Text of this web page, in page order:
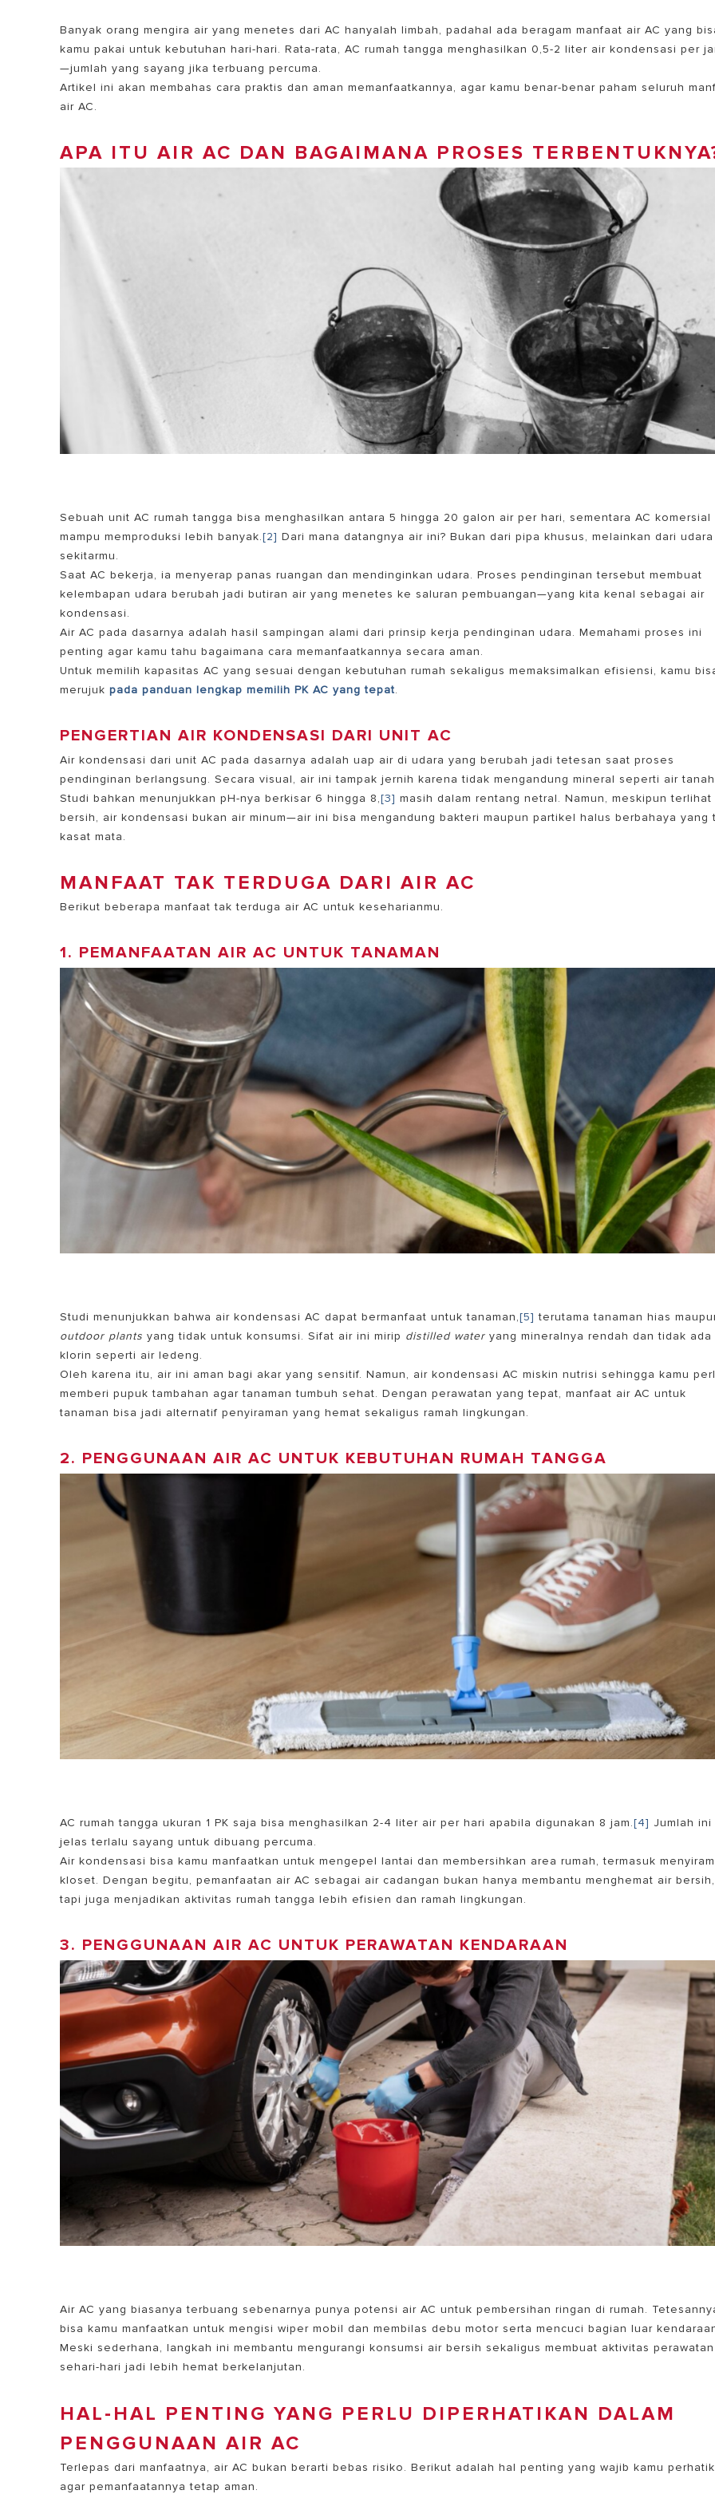
SEMUA MODEL PEMANAS AIR LISTRIK
Banyak orang mengira air yang menetes dari AC hanyalah limbah, padahal ada beragammanfaat air AC yang
kamu pakai untuk kebutuhan hari-hari. Rata-rata, AC rumah tangga menghasilkan 0,5-2 liter air kondensasi per
—jumlah yang sayang jika terbuang percuma.
Artikel ini akan membahas cara praktis dan aman memanfaatkannya, agar kamu benar-benar paham seluruh
air AC.
APA ITU AIR AC DAN BAGAIMANA PROSES
Sebuah unit AC rumah tangga bisa menghasilkan antara 5 hingga 20 galon air per hari, sementara AC komersial
mampu memproduksi lebih banyak.[2] Dari mana datangnya air ini? Bukan dari pipa khusus, melainkan dari
sekitarmu.
Saat AC bekerja, ia menyerap panas ruangan dan mendinginkan udara. Proses pendinginan tersebut membuat
kelembapan udara berubah jadi butiran air yang menetes ke saluran pembuangan—yang kita kenal sebagai air
kondensasi.
Air AC pada dasarnya adalah hasil sampingan alami dari prinsip kerja pendinginan udara. Memahami proses ini
penting agar kamu tahu bagaimana cara memanfaatkannya secara aman.
Untuk memilih kapasitas AC yang sesuai dengan kebutuhan rumah sekaligus memaksimalkan efisiensi, kamu
merujuk pada panduan lengkap memilih PK AC yang tepat.
PENGERTIAN AIR KONDENSASI DARI UNIT AC
Air kondensasi dari unit AC pada dasarnya adalah uap air di udara yang berubah jadi tetesan saat proses
pendinginan berlangsung. Secara visual, air ini tampak jernih karena tidak mengandung mineral seperti air
Studi bahkan menunjukkan pH-nya berkisar 6 hingga 8,[3] masih dalam rentang netral. Namun, meskipun terlihat
bersih, air kondensasi bukan air minum—air ini bisa mengandung bakteri maupun partikel halus berbahaya yang
kasat mata.
MANFAAT TAK TERDUGA DARI AIR AC
Berikut beberapa manfaat tak terduga air AC untuk keseharianmu.
1. PEMANFAATAN AIR AC UNTUK TANAMAN
Studi menunjukkan bahwa air kondensasi AC dapat bermanfaat untuk tanaman,[5] terutama tanaman hias
outdoor plantsyang tidak untuk konsumsi. Sifat air ini mirip distilled wateryang mineralnya rendah dan tidak ada
klorin seperti air ledeng.
Oleh karena itu, air ini aman bagi akar yang sensitif. Namun, air kondensasi AC miskin nutrisi sehingga kamu
memberi pupuk tambahan agar tanaman tumbuh sehat. Dengan perawatan yang tepat,manfaat air AC untuk
tanaman bisa jadi alternatif penyiraman yang hemat sekaligus ramah lingkungan.
2. PENGGUNAAN AIR AC UNTUK KEBUTUHAN RUMAH TANGGA
AC rumah tangga ukuran 1 PK saja bisa menghasilkan 2-4 liter air per hari apabila digunakan 8 jam.[4] Jumlah ini
jelas terlalu sayang untuk dibuang percuma.
Air kondensasi bisa kamu manfaatkan untuk mengepel lantai dan membersihkan area rumah, termasuk menyiram
kloset. Dengan begitu,pemanfaatan air AC sebagai air cadangan bukan hanya membantu menghemat air bersih,
tapi juga menjadikan aktivitas rumah tangga lebih efisien dan ramah lingkungan.
3. PENGGUNAAN AIR AC UNTUK PERAWATAN KENDARAAN
Air AC yang biasanya terbuang sebenarnya punyapotensi air AC untuk pembersihan ringan di rumah.
bisa kamu manfaatkan untuk mengisi wiper mobil dan membilas debu motor serta mencuci bagian luar
Meski sederhana, langkah ini membantu mengurangi konsumsi air bersih sekaligus membuat aktivitas perawatan
sehari-hari jadi lebih hemat berkelanjutan.
HAL-HAL PENTING YANG PERLU DIPERHATIKAN DALAM
PENGGUNAAN AIR AC
Terlepas dari manfaatnya, air AC bukan berarti bebas risiko. Berikut adalah hal penting yang wajib kamu
agar pemanfaatannya tetap aman.